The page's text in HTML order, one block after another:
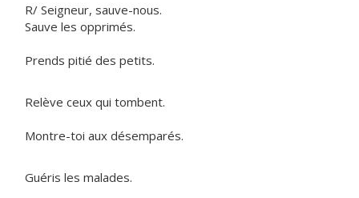
R/ Seigneur, sauve-nous.
Sauve les opprimés.
Prends pitié des petits.
Relève ceux qui tombent.
Montre-toi aux désemparés.
Guéris les malades.